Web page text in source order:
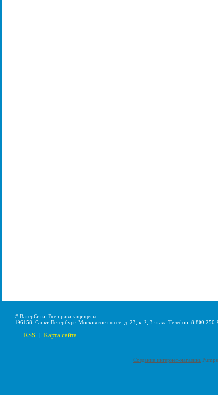
© ВатерСити. Все права защищены.
196158, Санкт-Петербург, Московское шоссе, д. 23, к. 2, 3 этаж. Телефон: 8 800
RSS Карта сайта
Создание интернет-магазина